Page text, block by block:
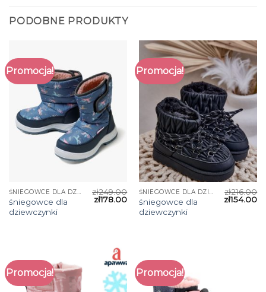
PODOBNE PRODUKTY
Promocja!
śniegowce dla
dziewczynki
zł249.00
zł178.00
Promocja!
śniegowce dla
dziewczynki
zł216.00
zł154.00
Promocja! Promocja!